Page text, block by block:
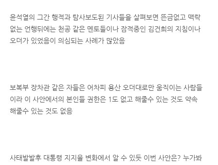
윤석열의 그간 행적과 탐사보도된 기사들을 살펴보면 뜬금없고 맥락
없는 언행뒤에는 천공 같은 멘토들이나 잠적중인 김건희의 지침이나
오더가 있었음이 의심되는 사례가 많았음
보복부 장차관 같은 자들은 어차피 용산 오더대로만 움직이는 사람들
이라 이 사안에서의 본인들 권한은 1도 없고 해줄수 있는 것도 약속
해줄수 있는 것도 없음
사태발발후 대통령 지지율 변화에서 알 수 있듯 이번 사안은? 누가봐